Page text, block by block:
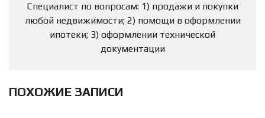
Специалист по вопросам: 1) продажи и покупки
любой недвижимости; 2) помощи в оформлении
ипотеки; 3) оформлении технической
документации
ПОХОЖИЕ ЗАПИСИ